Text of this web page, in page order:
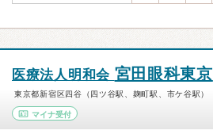
医療法人明和会 宮田眼科東京
東京都新宿区四谷（四ツ谷駅、麹町駅、市ケ谷駅）
マイナ受付